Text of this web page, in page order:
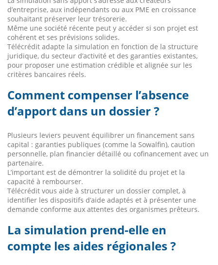
d’entreprise, aux indépendants ou aux PME en croissance
souhaitant préserver leur trésorerie.
Même une société récente peut y accéder si son projet est
cohérent et ses prévisions solides.
Télécrédit adapte la simulation en fonction de la structure
juridique, du secteur d’activité et des garanties existantes,
pour proposer une estimation crédible et alignée sur les
critères bancaires réels.
Comment compenser l’absence
d’apport dans un dossier ?
Plusieurs leviers peuvent équilibrer un financement sans
capital : garanties publiques (comme la Sowalfin), caution
personnelle, plan financier détaillé ou cofinancement avec un
partenaire.
L’important est de démontrer la solidité du projet et la
capacité à rembourser.
Télécrédit vous aide à structurer un dossier complet, à
identifier les dispositifs d’aide adaptés et à présenter une
demande conforme aux attentes des organismes prêteurs.
La simulation prend-elle en
compte les aides régionales ?